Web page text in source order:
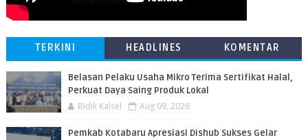
TERKINI HEADLINES KOMENTAR
Belasan Pelaku Usaha Mikro Terima Sertifikat Halal,
Perkuat Daya Saing Produk Lokal
Bidik Kalsel Aug 09, 2026
Pemkab Kotabaru Apresiasi Dishub Sukses Gelar